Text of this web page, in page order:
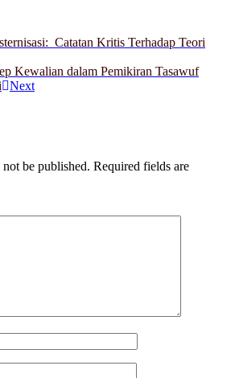
Catatan Kritis Terhadap Teori
Kewalian dalam Pemikiran Tasawuf
Next
be published. Required fields are